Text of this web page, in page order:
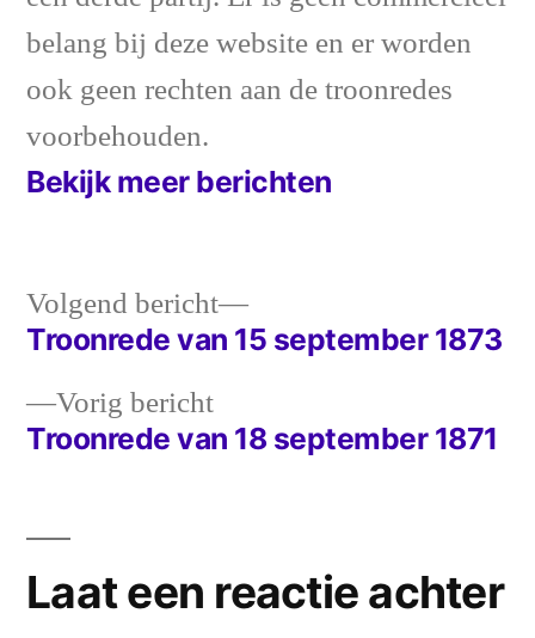
belang bij deze website en er worden
ook geen rechten aan de troonredes
voorbehouden.
Bekijk meer berichten
Bericht
navigatie
Vorig berichtVorig
bericht:
Troonrede van 18 september 1871
Volgend bericht
Volgend
bericht:
Troonrede van 15 september 1873
Laat een reactie achter